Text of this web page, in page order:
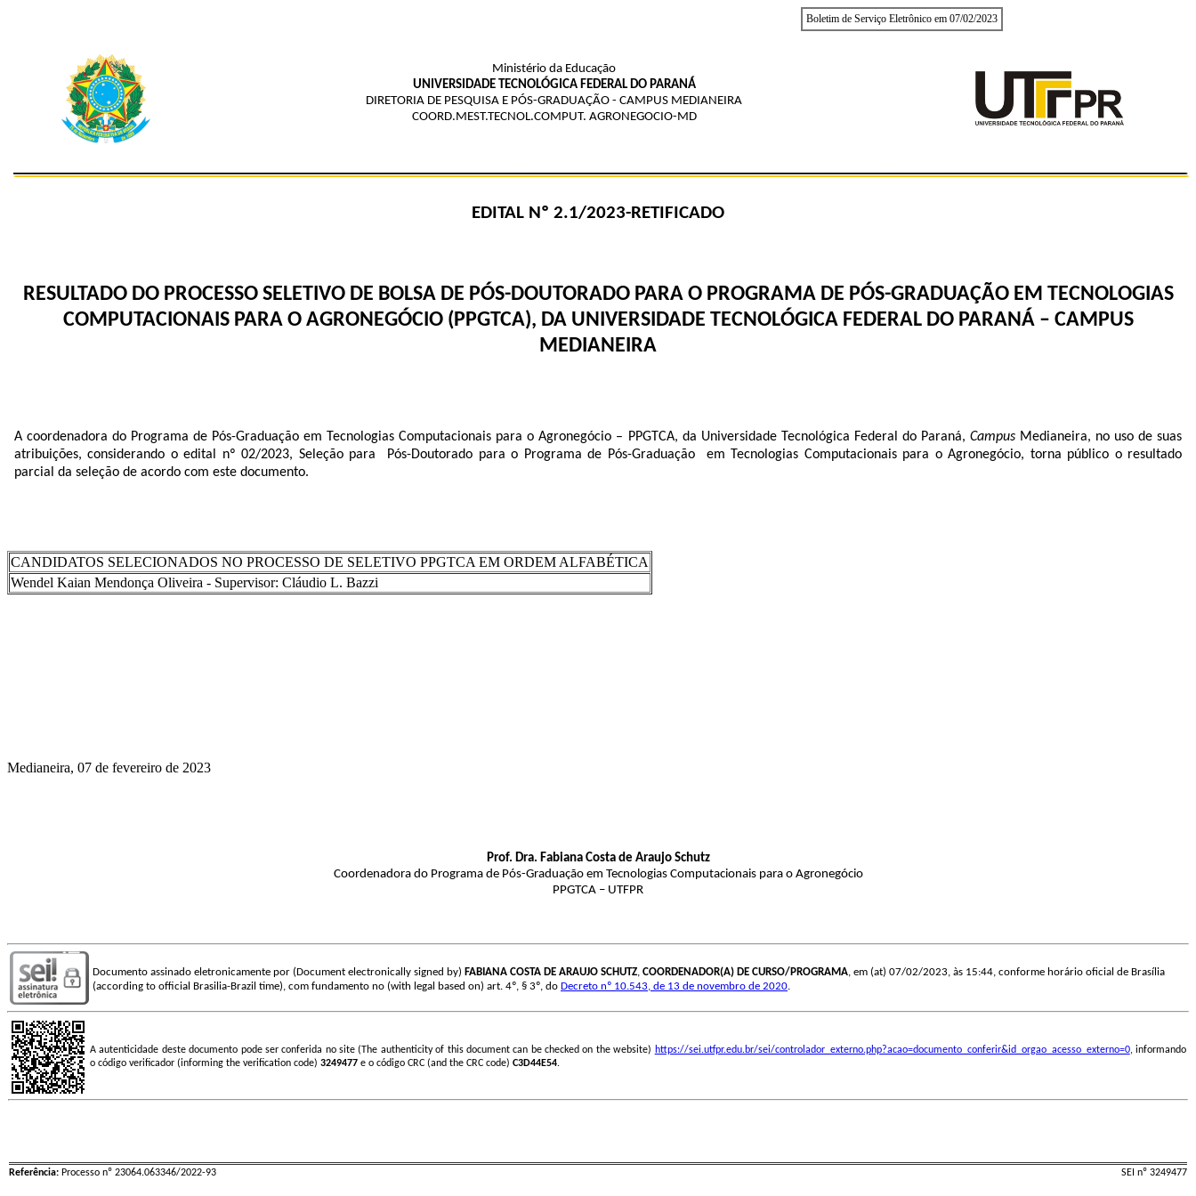
Boletim de Serviço Eletrônico em 07/02/2023
Ministério da Educação
UNIVERSIDADE TECNOLÓGICA FEDERAL DO PARANÁ
DIRETORIA DE PESQUISA E PÓS-GRADUAÇÃO - CAMPUS MEDIANEIRA
COORD.MEST.TECNOL.COMPUT. AGRONEGOCIO-MD
EDITAL Nº 2.1/2023-RETIFICADO
RESULTADO DO PROCESSO SELETIVO DE BOLSA DE PÓS-DOUTORADO PARA O PROGRAMA DE PÓS-GRADUAÇÃO EM TECNOLOGIAS
COMPUTACIONAIS PARA O AGRONEGÓCIO (PPGTCA), DA UNIVERSIDADE TECNOLÓGICA FEDERAL DO PARANÁ – CAMPUS
MEDIANEIRA
A coordenadora do Programa de Pós-Graduação em Tecnologias Computacionais para o Agronegócio – PPGTCA, da Universidade Tecnológica Federal do Paraná, CampusMedianeira, no uso de suas
atribuições, considerando o edital nº 02/2023, Seleção para Pós-Doutorado para o Programa de Pós-Graduação em Tecnologias Computacionais para o Agronegócio, torna público o resultado
parcial da seleção de acordo com este documento.
CANDIDATOS SELECIONADOS NO PROCESSO DE SELETIVO PPGTCA EM ORDEM ALFABÉTICA
Wendel Kaian Mendonça Oliveira - Supervisor: Cláudio L. Bazzi
Medianeira, 07 de fevereiro de 2023
Prof. Dra. Fabiana Costa de Araujo Schutz
Coordenadora do Programa de Pós-Graduação em Tecnologias Computacionais para o Agronegócio
PPGTCA – UTFPR
Documento assinado eletronicamente por (Document electronically signed by) FABIANA COSTA DE ARAUJO SCHUTZ, COORDENADOR(A) DE CURSO/PROGRAMA, em (at) 07/02/2023, às 15:44, conforme horário oficial de Brasília
(according to official Brasilia-Brazil time), com fundamento no (with legal based on) art. 4º, § 3º, do Decreto nº 10.543, de 13 de novembro de 2020.
A autenticidade deste documento pode ser conferida no site (The authenticity of this document can be checked on the website) https://sei.utfpr.edu.br/sei/controlador_externo.php?acao=documento_conferir&id_orgao_acesso_externo=0, informando
o código verificador (informing the verification code) 3249477 e o código CRC (and the CRC code) C3D44E54.
Referência: Processo nº 23064.063346/2022-93 SEI nº 3249477